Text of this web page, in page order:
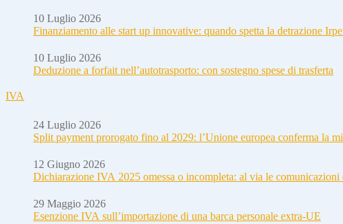
10 Luglio 2026
Finanziamento alle start up innovative: quando spetta la detrazione
10 Luglio 2026
Deduzione a forfait nell’autotrasporto: con sostegno spese di trasferta
IVA
24 Luglio 2026
Split payment prorogato fino al 2029: l’Unione europea conferma la
12 Giugno 2026
Dichiarazione IVA 2025 omessa o incompleta: al via le comunicazioni
29 Maggio 2026
Esenzione IVA sull’importazione di una barca personale extra-UE